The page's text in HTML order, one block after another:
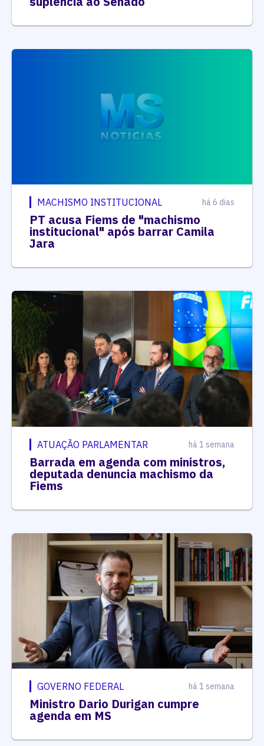
MACHISMO INSTITUCIONAL há 6 dias
PT acusa Fiems de "machismo
institucional" após barrar Camila
Jara
ATUAÇÃO PARLAMENTAR há 1 semana
Barrada em agenda com ministros,
deputada denuncia machismo da
Fiems
GOVERNO FEDERAL há 1 semana
Ministro Dario Durigan cumpre
agenda em MS